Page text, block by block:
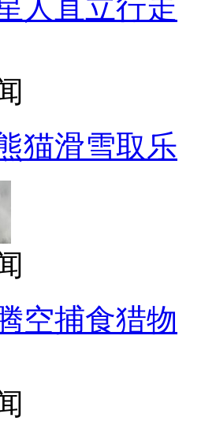
人直立行走
猫滑雪取乐
空捕食猎物